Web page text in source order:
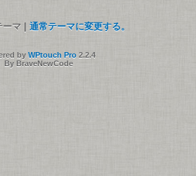
マ | 通常テーマに変更する。
by WPtouch Pro2.2.4
By BraveNewCode